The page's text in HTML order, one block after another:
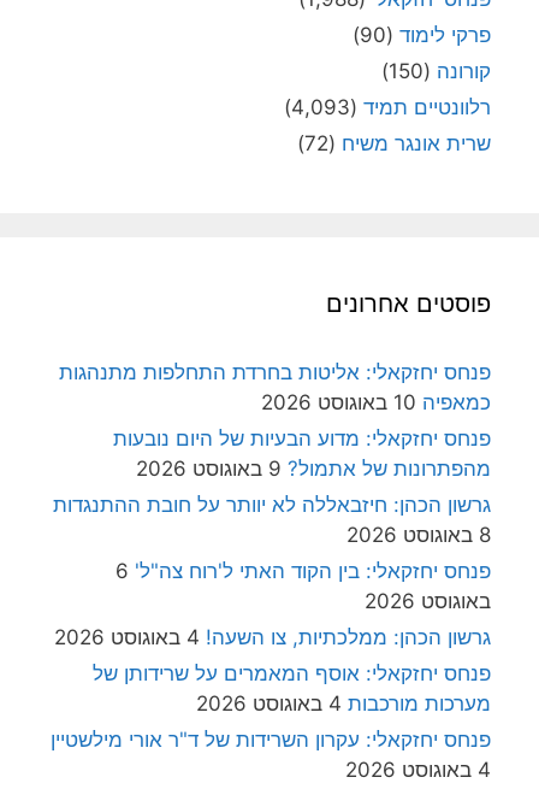
פרקי לימוד (90)
קורונה (150)
רלוונטיים תמיד (4,093)
שרית אונגר משיח (72)
פוסטים אחרונים
פנחס יחזקאלי: אליטות בחרדת התחלפות מתנהגות
כמאפיה 10 באוגוסט 2026
פנחס יחזקאלי: מדוע הבעיות של היום נובעות
מהפתרונות של אתמול? 9 באוגוסט 2026
גרשון הכהן: חיזבאללה לא יוותר על חובת ההתנגדות
8 באוגוסט 2026
פנחס יחזקאלי: בין הקוד האתי ל'רוח צה"ל' 6
באוגוסט 2026
גרשון הכהן: ממלכתיות, צו השעה! 4 באוגוסט 2026
פנחס יחזקאלי: אוסף המאמרים על שרידותן של
מערכות מורכבות 4 באוגוסט 2026
פנחס יחזקאלי: עקרון השרידות של ד"ר אורי מילשטיין
4 באוגוסט 2026